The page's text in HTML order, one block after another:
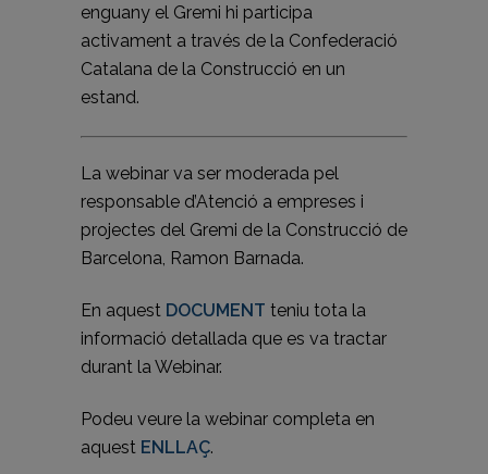
enguany el Gremi hi participa
activament a través de la Confederació
Catalana de la Construcció en un
estand.
La webinar va ser moderada pel
responsable d’Atenció a empreses i
projectes del Gremi de la Construcció de
Barcelona, Ramon Barnada.
En aquest DOCUMENT teniu tota la
informació detallada que es va tractar
durant la Webinar.
Podeu veure la webinar completa en
aquest ENLLAÇ.